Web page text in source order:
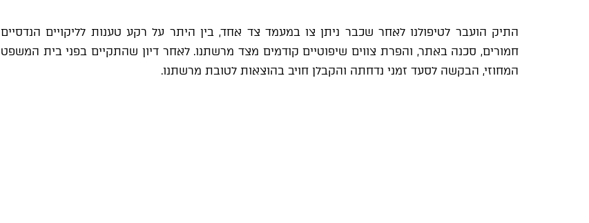
התיק הועבר לטיפולנו לאחר שכבר ניתן צו במעמד צד אחד, בין היתר על רקע טענות לליקויים הנדסיים
חמורים, סכנה באתר, והפרת צווים שיפוטיים קודמים מצד מרשתנו. לאחר דיון שהתקיים בפני בית המשפט
המחוזי, הבקשה לסעד זמני נדחתה והקבלן חויב בהוצאות לטובת מרשתנו.